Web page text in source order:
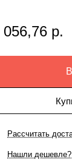
056,76 р.
Рассчитать
Нашли дешевле?